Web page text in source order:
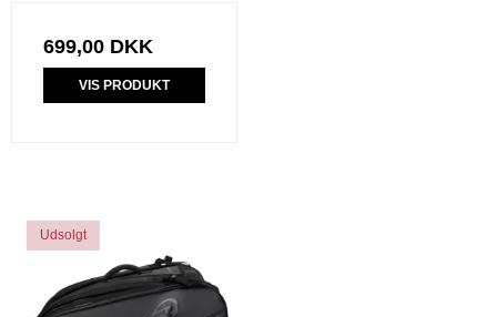
699,00 DKK
VIS PRODUKT
Udsolgt